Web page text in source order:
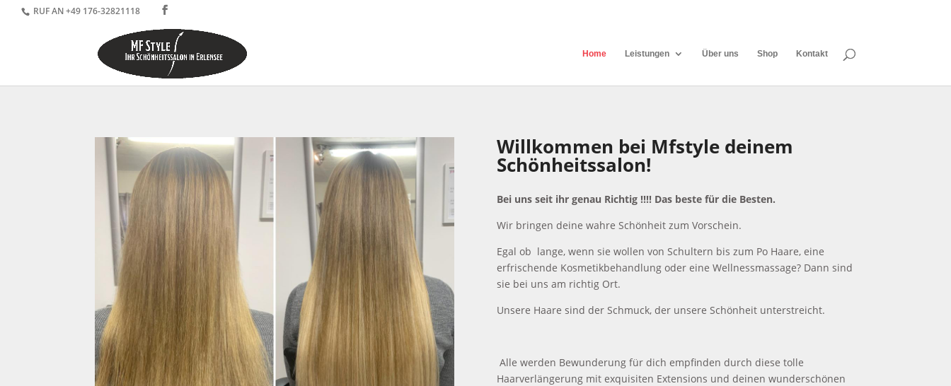
RUF AN+49 176-32821118
Home Leistungen Über uns Shop Kontakt
Willkommen bei Mfstyle deinem
Schönheitssalon!
Bei uns seit ihr genau Richtig !!!! Das beste für die Besten.
Wir bringen deine wahre Schönheit zum Vorschein.
Egal ob lange, wenn sie wollen von Schultern bis zum Po Haare, eine
erfrischende Kosmetikbehandlung oder eine Wellnessmassage? Dann sind
sie bei uns am richtig Ort.
Unsere Haare sind der Schmuck, der unsere Schönheit unterstreicht.
Alle werden Bewunderung für dich empfinden durch diese tolle
Haarverlängerung mit exquisiten Extensions und deinen wunderschönen